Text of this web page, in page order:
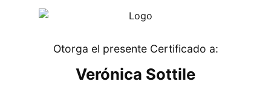
Otorga el presente Certificado a:
Verónica Sottile